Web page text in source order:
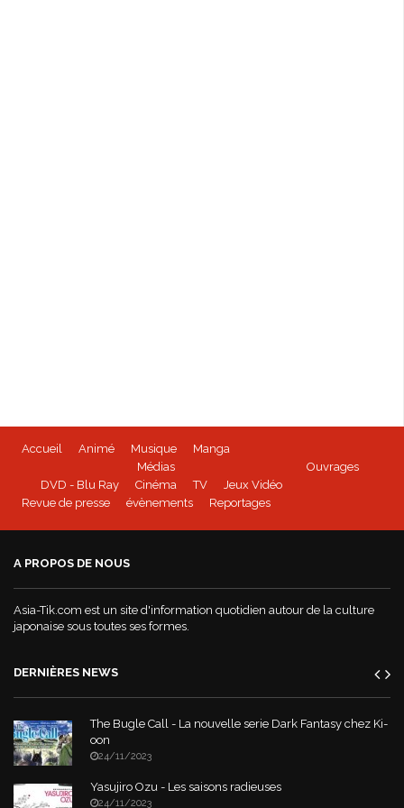
Accueil Animé Musique
Manga
Médias
DVD - Blu Ray
Cinéma TV Jeux Vidéo
Ouvrages
Revue de presse évènements Reportages
A PROPOS DE NOUS
Asia-Tik.com est un site d'information quotidien autour de la culture
japonaise sous toutes ses formes.
DERNIÈRES NEWS
The Bugle Call - La nouvelle serie Dark Fantasy chez Ki-
oon
24/11/2023
Yasujiro Ozu - Les saisons radieuses
24/11/2023